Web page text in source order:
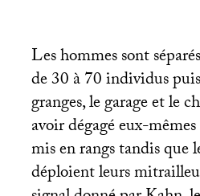
Les hommes sont
de 30 à 70 individus
granges, le garage et le
avoir dégagé eux-
mis en rangs tandis que
déploient leurs